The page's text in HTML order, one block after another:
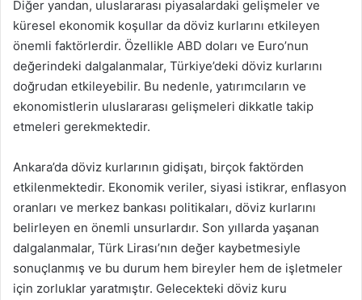
Diğer yandan, uluslararası piyasalardaki gelişmeler ve
küresel ekonomik koşullar da döviz kurlarını etkileyen
önemli faktörlerdir. Özellikle ABD doları ve Euro’nun
değerindeki dalgalanmalar, Türkiye’deki döviz kurlarını
doğrudan etkileyebilir. Bu nedenle, yatırımcıların ve
ekonomistlerin uluslararası gelişmeleri dikkatle takip
etmeleri gerekmektedir.
Ankara’da döviz kurlarının gidişatı, birçok faktörden
etkilenmektedir. Ekonomik veriler, siyasi istikrar, enflasyon
oranları ve merkez bankası politikaları, döviz kurlarını
belirleyen en önemli unsurlardır. Son yıllarda yaşanan
dalgalanmalar, Türk Lirası’nın değer kaybetmesiyle
sonuçlanmış ve bu durum hem bireyler hem de işletmeler
için zorluklar yaratmıştır. Gelecekteki döviz kuru